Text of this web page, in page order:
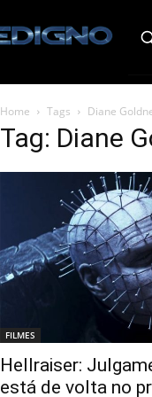
Home Tags Diane
Tag: Diane
FILMES
Hellraiser:
está de volta no